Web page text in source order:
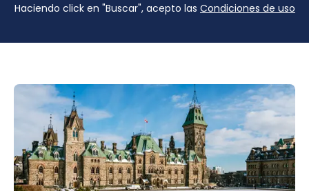
Haciendo click en "Buscar", acepto las Condiciones de uso